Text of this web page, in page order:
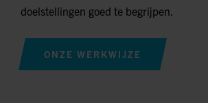
doelstellingen goed te begrijpen.
ONZE WERKWIJZE